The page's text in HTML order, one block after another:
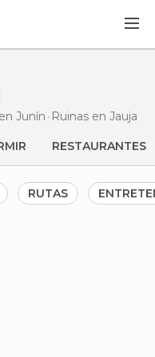
Junín Ruinas en Jauja
RESTAURANTES
RUTAS